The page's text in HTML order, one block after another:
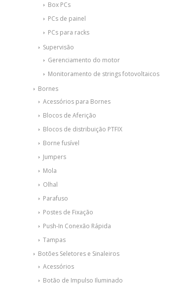
Box PCs
PCs de painel
PCs para racks
Supervisão
Gerenciamento do motor
Monitoramento de strings fotovoltaicos
Bornes
Acessórios para Bornes
Blocos de Aferição
Blocos de distribuição PTFIX
Borne fusível
Jumpers
Mola
Olhal
Parafuso
Postes de Fixação
Push-In Conexão Rápida
Tampas
Botões Seletores e Sinaleiros
Acessórios
Botão de Impulso Iluminado